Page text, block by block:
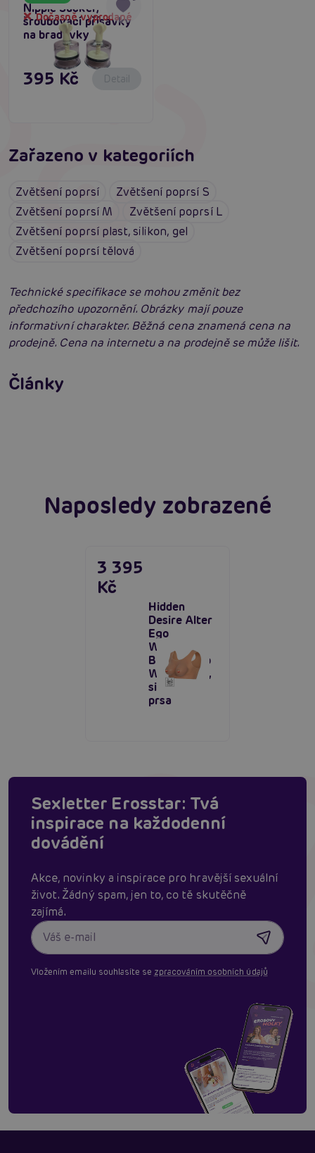
Nipple Sucker,
šroubovací přísavky
na bradavky
Dočasně vyprodané
395 Kč Detail
Zařazeno v kategoriích
Zvětšení poprsí
Zvětšení poprsí S
Zvětšení poprsí M
Zvětšení poprsí L
Zvětšení poprsí plast, silikon, gel
Zvětšení poprsí tělová
Technické specifikace se mohou změnit bez
předchozího upozornění. Obrázky mají pouze
informativní charakter. Běžná cena znamená cena na
prodejně. Cena na internetu a na prodejně se může lišit.
Články
Erotická inteligence: Příručka Sexiomů
Číst více
Swingers party poprvé: Erotický ráj plný
extáze? Průvodce, který ti otevře dveře!
Naposledy zobrazené
Hidden
Desire Alter
Ego
Wearable
Breasts Top
With C-Cup,
silikonová
prsa
3 395
Kč
Sexletter Erosstar: Tvá
inspirace na každodenní
dovádění
Akce, novinky a inspirace pro hravější sexuální
život. Žádný spam, jen to, co tě skutěčně
zajímá.
Vložením emailu souhlasíte se zpracováním osobních údajů